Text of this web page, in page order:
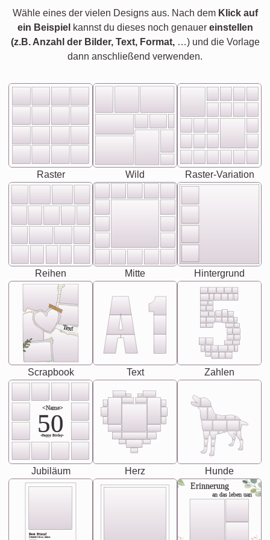
Wähle eines der vielen Designs aus. Nach dem Klick auf
ein Beispiel kannst du dieses noch genauer einstellen
(z.B. Anzahl der Bilder, Text, Format,…) und die Vorlage
dann anschließend verwenden.
Raster Wild Raster-Variation
Reihen Mitte Hintergrund
Text
Scrapbook Text Zahlen
<Name>
50
-Happy Birday-
Jubiläum Herz Hunde
Best Friend
[<NAME>] Noun, feminie
Erinnerung
an das leben uan